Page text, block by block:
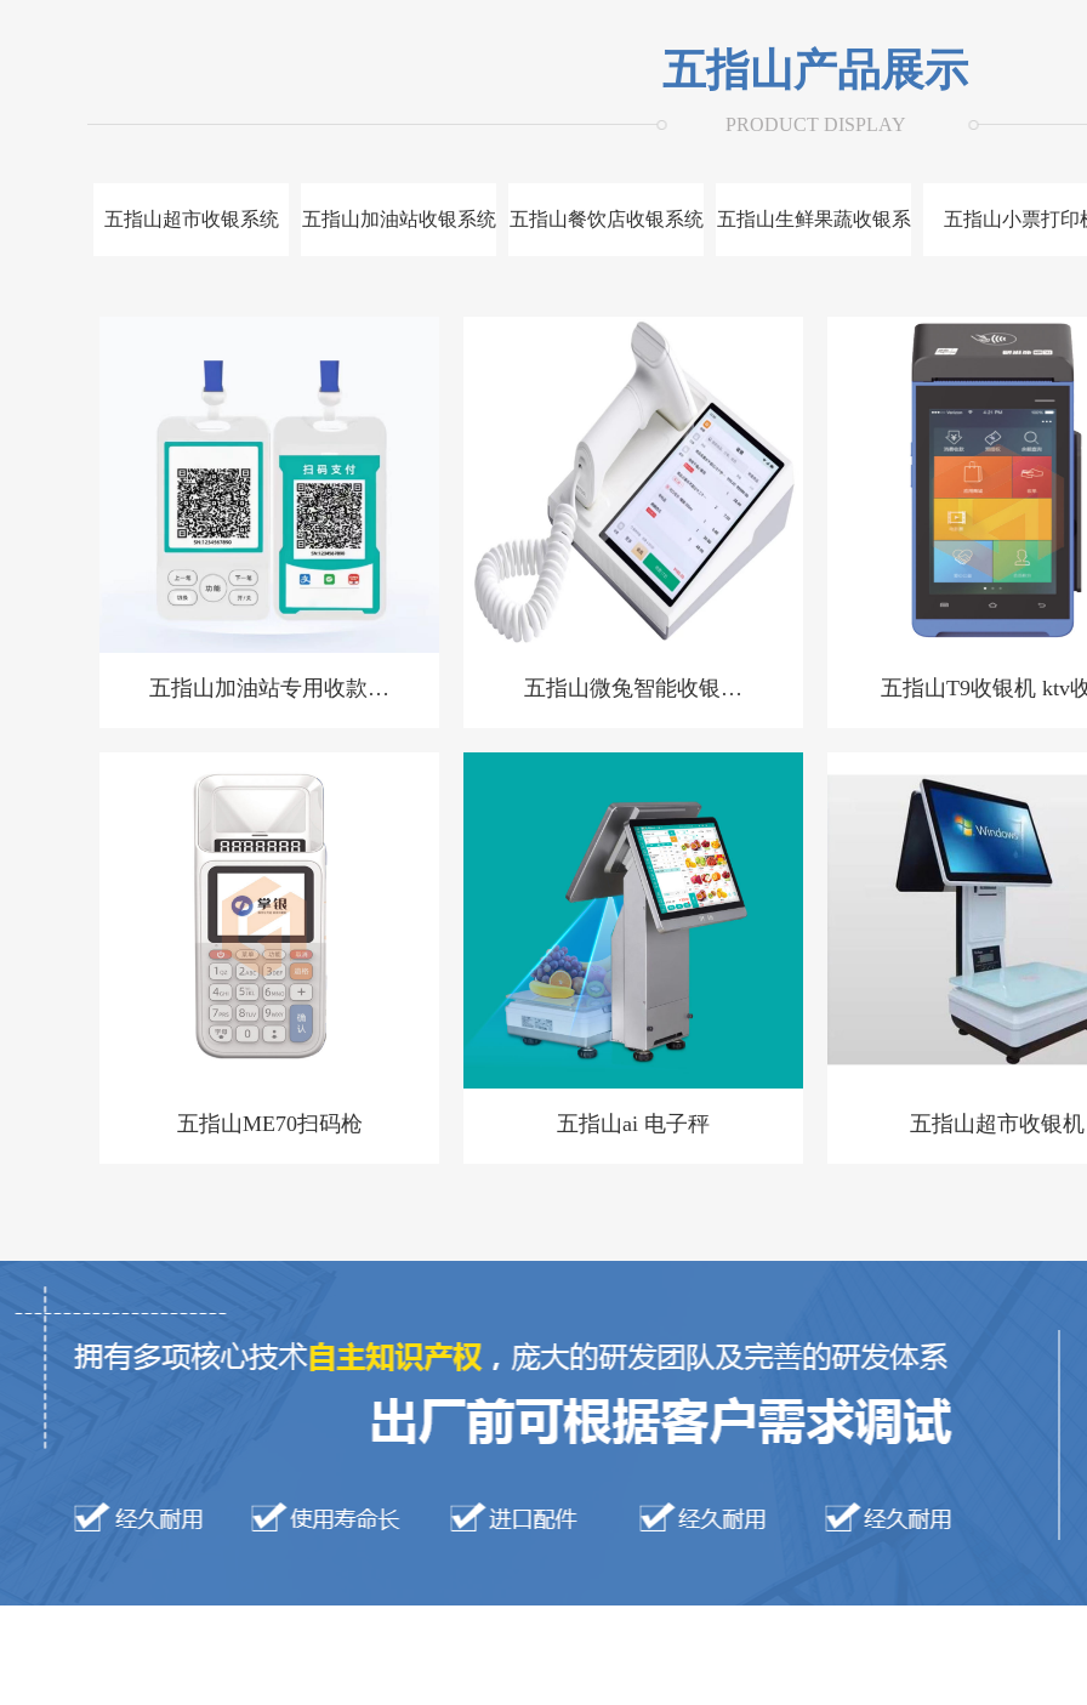
五指山产品展示
PRODUCT DISPLAY
五指山超市收银系统 五指山加油站收银系统 五指山餐饮店收银系统 五指山生鲜果蔬收银系 五指山小票打印
五指山加油站专用收款音
五指山微兔智能收银机
五指山T9收银机 ktv
五指山ME70扫码枪 五指山ai 电子秤 五指山超市收银机